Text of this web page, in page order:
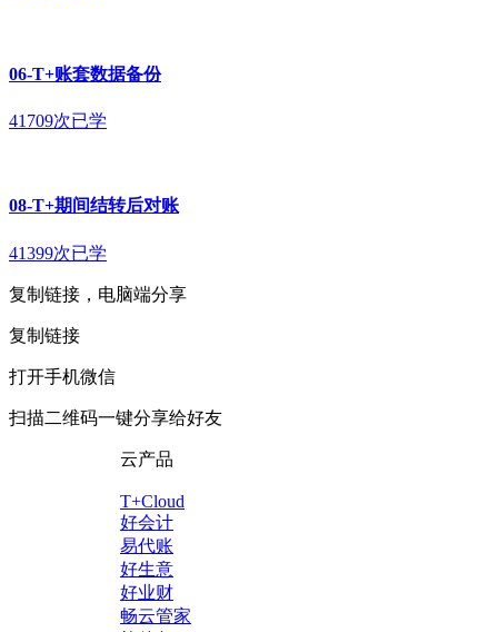
06-T+账套数据备份
41709次已学
08-T+期间结转后对账
41399次已学
复制链接，电脑端分享
复制链接
打开手机微信
扫描二维码一键分享给好友
云产品
T+Cloud
好会计
易代账
好生意
好业财
畅云管家